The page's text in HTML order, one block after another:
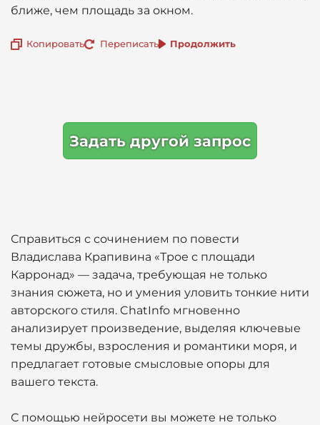
ближе, чем площадь за окном.
Копировать Переписать Продолжить
Задать другой запрос
Справиться с сочинением по повести
Владислава Крапивина «Трое с площади
Карронад» — задача, требующая не только
знания сюжета, но и умения уловить тонкие нити
авторского стиля. ChatInfo мгновенно
анализирует произведение, выделяя ключевые
темы дружбы, взросления и романтики моря, и
предлагает готовые смысловые опоры для
вашего текста.
С помощью нейросети вы можете не только